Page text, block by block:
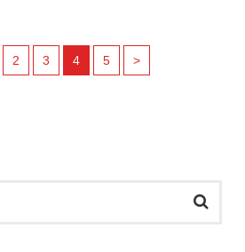
2 3 4 5 >